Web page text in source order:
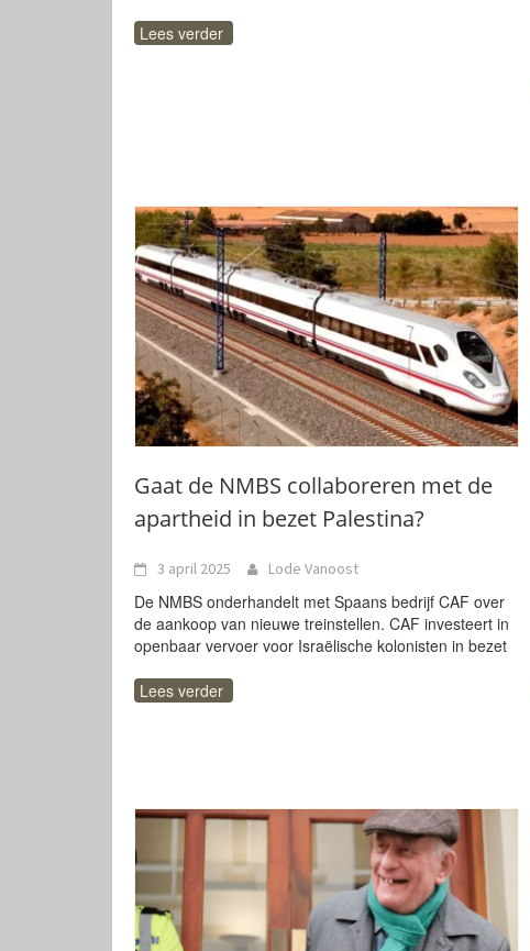
Lees verder
Gaat de NMBS collaboreren met de
apartheid in bezet Palestina?
3 april 2025 Lode Vanoost
De NMBS onderhandelt met Spaans bedrijf CAF over
de aankoop van nieuwe treinstellen. CAF investeert in
openbaar vervoer voor Israëlische kolonisten in bezet
Lees verder